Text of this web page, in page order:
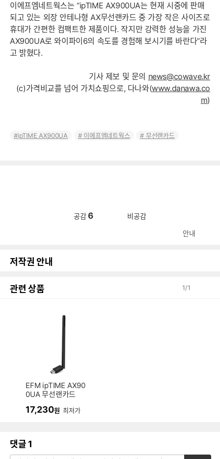
이에프엠네트웍스는 “ipTIME AX900UA는 현재 시중에 판매
되고 있는 외장 안테나형 AX무선랜카드 중 가장 작은 사이즈로
휴대가 간편한 컴팩트한 제품이다. 작지만 강력한 성능을 가진
AX900UA로 와이파이6의 속도를 경험해 보시기를 바란다”라
고 밝혔다.
기사 제보 및 문의 news@cowave.kr
(c)가격비교를 넘어 가치쇼핑으로, 다나와(www.danawa.co
m)
ipTIME AX900UA 이에프엠네트웍스 무선랜카드
공감6 비공감
안내
저작권 안내
관련 상품 1/1
EFM ipTIME AX90
0UA 무선랜카드
17,230원 최저가
댓글 1